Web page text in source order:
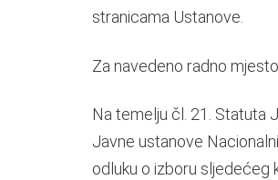
stranicama Ustanove.
Za navedeno radno
Na temelju čl. 21. Statuta
Javne ustanove
odluku o izboru sljedećeg